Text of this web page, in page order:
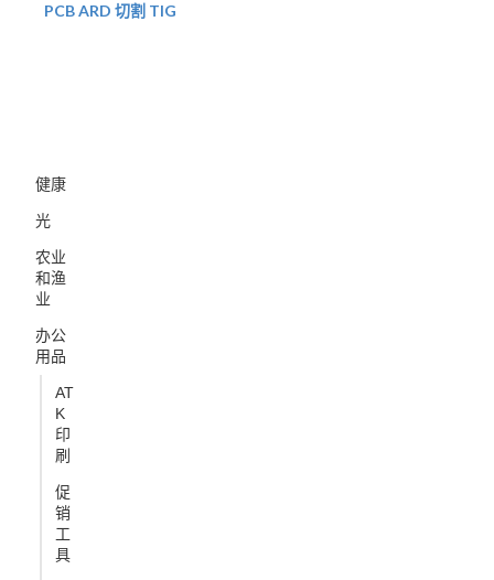
健康
光
农业
和渔
业
办公
用品
AT
K
印
刷
促
销
工
具
PCB ARD 切割 TIG